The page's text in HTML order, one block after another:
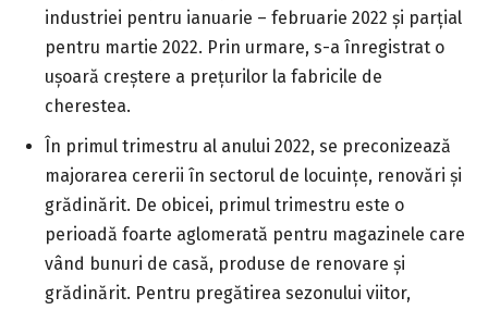
industriei pentru ianuarie – februarie 2022 și parțial
pentru martie 2022. Prin urmare, s-a înregistrat o
ușoară creștere a prețurilor la fabricile de
cherestea.
În primul trimestru al anului 2022, se preconizează
majorarea cererii în sectorul de locuințe, renovări și
grădinărit. De obicei, primul trimestru este o
perioadă foarte aglomerată pentru magazinele care
vând bunuri de casă, produse de renovare și
grădinărit. Pentru pregătirea sezonului viitor,